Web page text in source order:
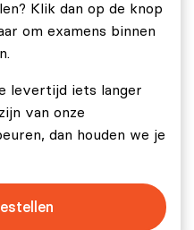
Klik dan op de knop
om examens binnen
levertijd iets langer
van onze
dan houden we je